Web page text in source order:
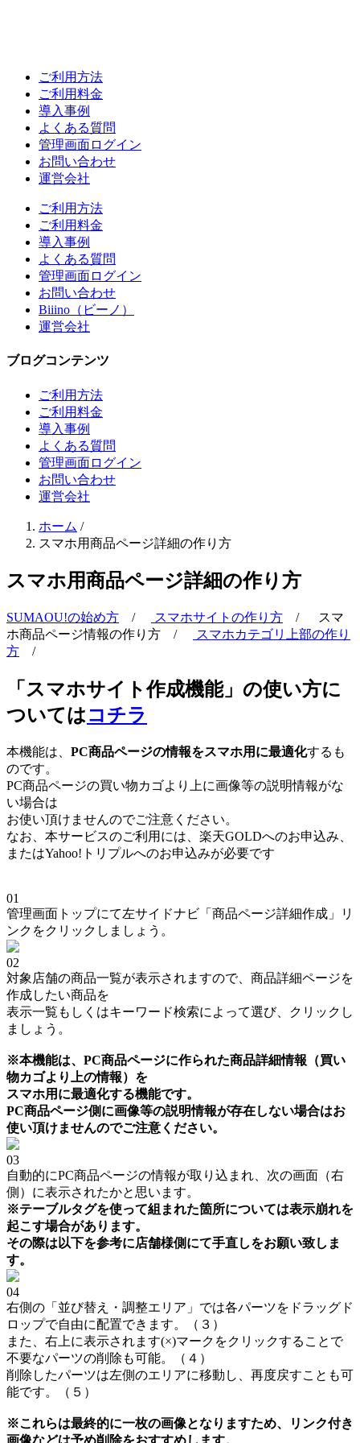
ご利用方法
ご利用料金
導入事例
よくある質問
管理画面ログイン
お問い合わせ
運営会社
ご利用方法
ご利用料金
導入事例
よくある質問
管理画面ログイン
お問い合わせ
Biiino（ビーノ）
運営会社
ブログコンテンツ
ご利用方法
ご利用料金
導入事例
よくある質問
管理画面ログイン
お問い合わせ
運営会社
ホーム /
スマホ用商品ページ詳細の作り方
スマホ用商品ページ詳細の作り方
SUMAOU!の始め方 / スマホサイトの作り方 /
スマ
ホ商品ページ情報の作り方 /
スマホカテゴリ上部の作り
方 /
「スマホサイト作成機能」の使い方に
ついてはコチラ
本機能は、 PC商品ページの情報をスマホ用に最適化するも
のです。
PC商品ページの買い物カゴより上に画像等の説明情報がな
い場合は
お使い頂けませんのでご注意ください。
なお、本サービスのご利用には、楽天GOLDへのお申込み、
またはYahoo!トリプルへのお申込みが必要です
01
管理画面トップにて左サイドナビ「商品ページ詳細作成」リ
ンクをクリックしましょう。
02
対象店舗の商品一覧が表示されますので、商品詳細ページを
作成したい商品を
表示一覧もしくはキーワード検索によって選び、クリックし
ましょう。
※本機能は、PC商品ページに作られた商品詳細情報（買い
物カゴより上の情報）を
スマホ用に最適化する機能です。
PC商品ページ側に画像等の説明情報が存在しない場合はお
使い頂けませんのでご注意ください。
03
自動的にPC商品ページの情報が取り込まれ、次の画面（右
側）に表示されたかと思います。
※テーブルタグを使って組まれた箇所については表示崩れを
起こす場合があります。
その際は以下を参考に店舗様側にて手直しをお願い致しま
す。
04
右側の「並び替え・調整エリア」では各パーツをドラッグド
ロップで自由に配置できます。（３）
また、右上に表示されます(×)マークをクリックすることで
不要なパーツの削除も可能。（４）
削除したパーツは左側のエリアに移動し、再度戻すことも可
能です。（５）
※これらは最終的に一枚の画像となりますため、リンク付き